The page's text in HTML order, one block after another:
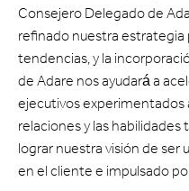
Consejero Delegado de
refinado nuestra estrategia
tendencias, y la
de Adare nos ayudará a
ejecutivos experimentados
relaciones y las habilidades
lograr nuestra visión de
en el cliente e impulsado